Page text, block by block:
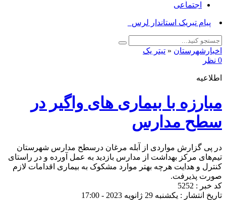
اجتماعی
پیام تبریک استاندار لرستان به‌_
اخبارشهرستان « تیتر یک
0 نظر
اطلاعیه
مبارزه با بیماری های واگیر در
سطح مدارس
در پی گزارش مواردی از آبله مرغان درسطح مدارس شهرستان
تیم‌های مرکز بهداشت از مدارس بازدید به عمل آورده و در راستای
کنترل و هدایت هرچه بهتر موارد مشکوک به بیماری اقدامات لازم
صورت پذیرفت.
کد خبر : 5252
تاریخ انتشار : یکشنبه 29 ژانویه 2023 - 17:00